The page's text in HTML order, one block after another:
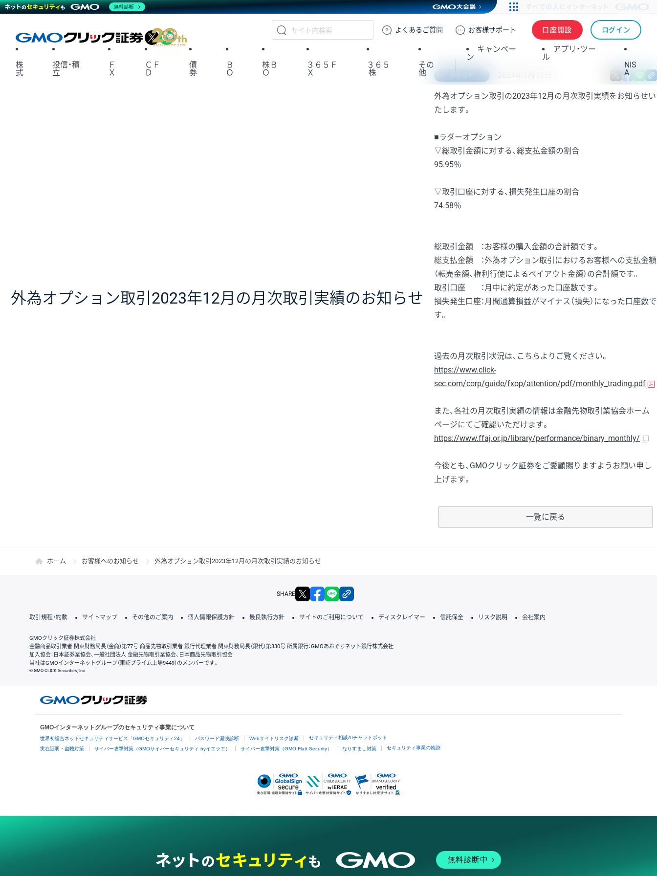
GMOクリック証券
よくある ご質問 お客様サポート 口座開設 ログイン
X
株
式
投信・積
立
Ｆ
Ｘ
ＣＦ
Ｄ
債
券
Ｂ
Ｏ
株Ｂ
Ｏ
３６５Ｆ
Ｘ
３６５
株
その
他
キャンペー
ン
アプリ・ツー
ル
NIS
A
外為オプション取引2023年12月の月次取引実績のお知らせ
X
外為オプション取引の2023年12月の月次取引実績をお知らせい
たします。
■ラダーオプション
▽総取引金額に対する、総支払金額の割合
95.95％
▽取引口座に対する、損失発生口座の割合
74.58％
総取引金額 ：お客様の購入金額の合計額です。
総支払金額 ：外為オプション取引におけるお客様への支払金額
（転売金額、権利行使によるペイアウト金額）の合計額です。
取引口座 ：月中に約定があった口座数です。
損失発生口座：月間通算損益がマイナス（損失）になった口座数で
す。
過去の月次取引状況は、こちらよりご覧ください。
https://www.click-
sec.com/corp/guide/fxop/attention/pdf/monthly_trading.pdf
また、各社の月次取引実績の情報は金融先物取引業協会ホーム
ページにてご確認いただけます。
https://www.ffaj.or.jp/library/performance/binary_monthly/
今後とも、GMOクリック証券をご愛顧賜りますようお願い申し
上げます。
一覧に戻る
ホーム お客様へのお知らせ 外為オプション取引2023年12月の月次取引実績のお知らせ
SHARE X facebook
取引規程・約款 サイトマップ その他のご案内 個人情報保護方針 最良執行方針 サイトのご利用について ディスクレイマー 信託保全 リスク説明 会社案内
GMOクリック証券株式会社
金融商品取引業者 関東財務局長（金商）第77号 商品先物取引業者 銀行代理業者 関東財務局長（銀代）第330号 所属銀行：GMOあおぞらネット銀行株式会社
加入協会：日本証券業協会、一般社団法人 金融先物取引業協会、日本商品先物取引協会
当社はGMOインターネットグループ（東証プライム上場9449）のメンバーです。
© GMO CLICK Securities, Inc.
GMOインターネットグループのセキュリティ事業について
世界初総合ネットセキュリティサービス「GMOセキュリティ24」 パスワード漏洩診断 Webサイトリスク診断 セキュリティ相談AIチャットボット
実在証明・盗聴対策 サイバー攻撃対策（GMOサイバーセキュリティ byイエラエ） サイバー攻撃対策（GMO Flatt Security） なりすまし対策 セキュリティ事業の軌跡
無料診断中
無料診断